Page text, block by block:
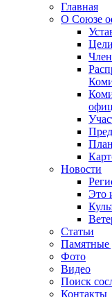
Главная
О Союзе
Цели
Новости
Это
Статьи
Памятные
Фото
Видео
Поиск
Контакты